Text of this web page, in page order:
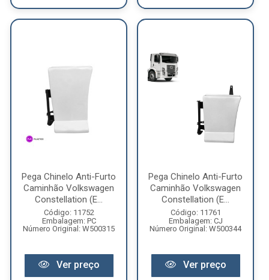
Pega Chinelo Anti-Furto
Caminhão Volkswagen
Constellation (E...
Código: 11752
Embalagem: PC
Número Original: W500315
Ver preço
Pega Chinelo Anti-Furto
Caminhão Volkswagen
Constellation (E...
Código: 11761
Embalagem: CJ
Número Original: W500344
Ver preço